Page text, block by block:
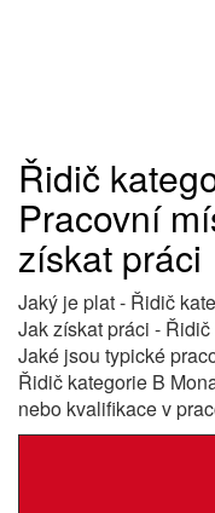
Řidič
Pracovní
získat práci
Jaký je plat - Řidič
Jak získat práci -
Jaké jsou typické
Řidič kategorie B
nebo kvalifikace v